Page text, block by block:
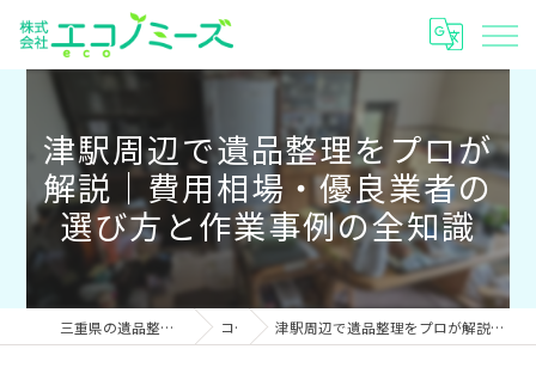
津駅周辺で遺品整理をプロが
解説｜費用相場・優良業者の
選び方と作業事例の全知識
三重県の遺品整理なら株式会社エコノミーズ コラム 津駅周辺で遺品整理をプロが解説｜費用相場・優良業者の選び方と作業事例の全知識